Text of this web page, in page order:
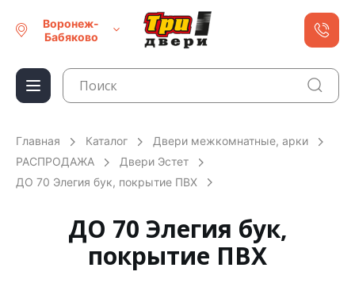
Воронеж-
Бабяково
Главная Каталог
Двери межкомнатные, арки
РАСПРОДАЖА
Двери Эстет
ДО 70 Элегия бук, покрытие ПВХ
ДО 70 Элегия бук,
покрытие ПВХ